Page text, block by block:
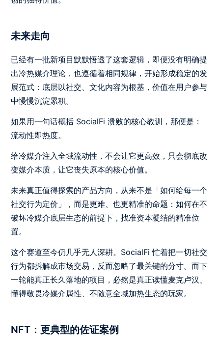
未来走向
已经有一批新项目默默悟透了这套逻辑，即便没有明确提
出冷热媒介理论，也遵循着相同规律，开始形成稳定的发
展范式：底层以社交、文化内容为根基，价值在用户参与
中慢慢沉淀累积。
如果用一句话概括 SocialFi 溃败的核心教训，那便是：
流动性即热度。
给冷媒介注入全域流动性，不会让它更高效，只会彻底改
变媒介本质，让它丧失原本的核心价值。
未来真正值得探索的产品方向，从来不是「如何给每一个
社交行为定价」，而是更难、也更精准的命题：如何在不
破坏冷媒介底层生态的前提下，找准资本凝结的精准位
置。
这个赛道至今仍几乎无人深耕。SocialFi 忙着把一切社交
行为都拆解成市场交易，反而忽略了最关键的分寸。而下
一轮能真正长久落地的项目，必然是真正读懂麦克卢汉、
懂得敬畏冷媒介属性、不随意全域加热生态的玩家。
NFT：更典型的佐证案例